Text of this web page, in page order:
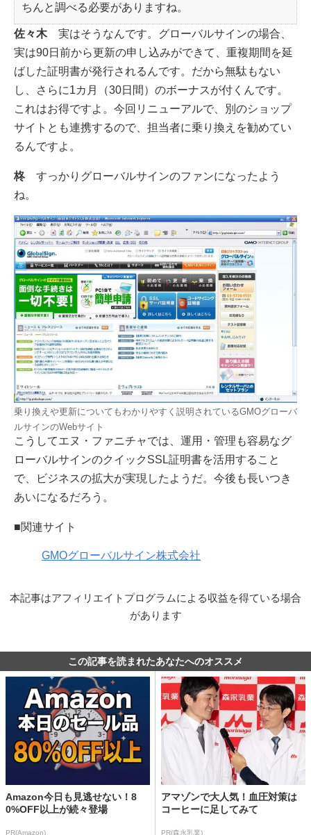
ちんと調べる必要がありますね。
佐々木実はそうなんです。グローバルサインの場合、
実は90日前から更新の申し込みができて、重複期間を延
ばした証明書が発行されるんです。だから無駄もない
し、さらに1カ月（30日間）のボーナスが付くんです。
これはお得ですよ。今回リニューアルで、別のショップ
サイトとも連携するので、担当者に乗り換えを勧めてい
るんですよ。
柊すっかりグローバルサインのファンになったよう
ね。
乗り換えや更新についてもわかりやすく説明されているGMOグローバ
ルサインのWebサイト
こうしてエヌ・ファニチャでは、運用・管理も容易なグ
ローバルサインのクイックSSL証明書を活用すること
で、ビジネスの拡大が実現したようだ。今後も長いつき
あいになるだろう。
■関連サイト
GMOグローバルサイン株式会社
本記事はアフィリエイトプログラムによる収益を得ている場合
があります
この記事を読まれたあなたへのオススメ
Amazon今日も見逃せない！8
0%OFF以上が続々登場
PR(Amazon)
アマゾンで大人気！血圧対策は
コーヒーに足してみて
PR(森永乳業)